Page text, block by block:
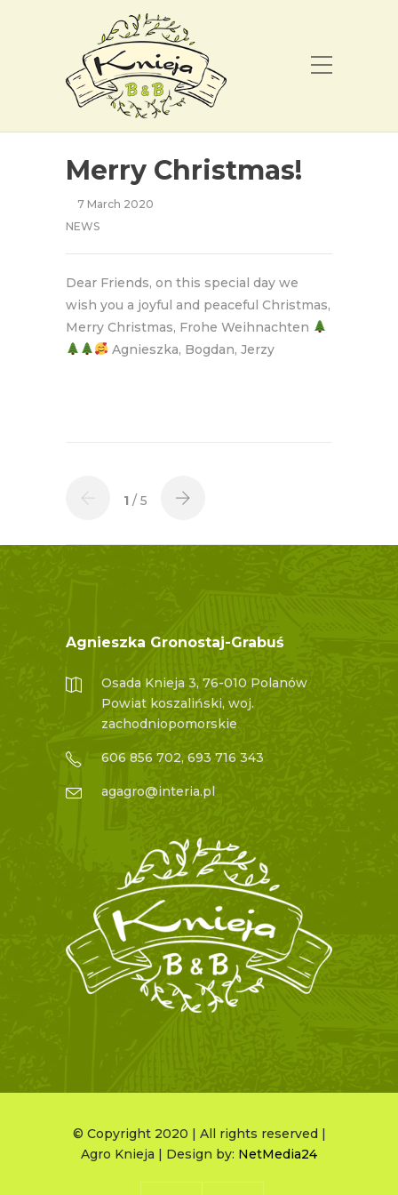
Merry Christmas!
7 March 2020
NEWS
Dear Friends, on this special day we
wish you a joyful and peaceful Christmas,
Merry Christmas, Frohe Weihnachten
Agnieszka, Bogdan, Jerzy
1 / 5
Agnieszka Gronostaj-Grabuś
Osada Knieja 3, 76-010 Polanów
Powiat koszaliński, woj.
zachodniopomorskie
606 856 702, 693 716 343
agagro@interia.pl
© Copyright 2020 | All rights reserved |
Agro Knieja | Design by: NetMedia24